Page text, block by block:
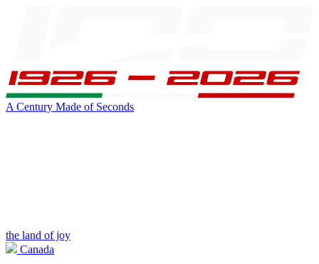
A Century Made of Seconds
the land of joy
Canada